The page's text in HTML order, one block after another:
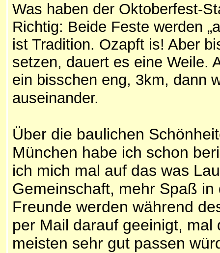
Was haben der Oktoberfest-
Richtig: Beide Feste werden
ist Tradition. Ozapft is! Aber
setzen, dauert es eine Weile.
ein bisschen eng, 3km, dann
auseinander.
Über die baulichen
München habe ich schon
ich mich mal auf das was
Gemeinschaft, mehr Spaß
Freunde werden während
per Mail darauf geeinigt,
meisten sehr gut passen